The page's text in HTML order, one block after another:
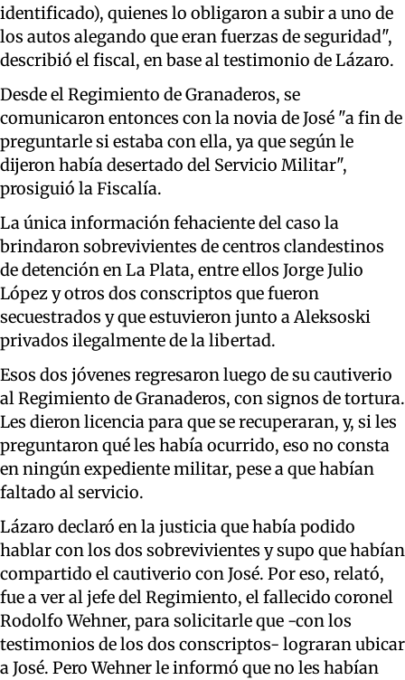
identificado), quienes lo obligaron a subir a uno de
los autos alegando que eran fuerzas de seguridad",
describió el fiscal, en base al testimonio de Lázaro.
Desde el Regimiento de Granaderos, se
comunicaron entonces con la novia de José "a fin de
preguntarle si estaba con ella, ya que según le
dijeron había desertado del Servicio Militar",
prosiguió la Fiscalía.
La única información fehaciente del caso la
brindaron sobrevivientes de centros clandestinos
de detención en La Plata, entre ellos Jorge Julio
López y otros dos conscriptos que fueron
secuestrados y que estuvieron junto a Aleksoski
privados ilegalmente de la libertad.
Esos dos jóvenes regresaron luego de su cautiverio
al Regimiento de Granaderos, con signos de tortura.
Les dieron licencia para que se recuperaran, y, si les
preguntaron qué les había ocurrido, eso no consta
en ningún expediente militar, pese a que habían
faltado al servicio.
Lázaro declaró en la justicia que había podido
hablar con los dos sobrevivientes y supo que habían
compartido el cautiverio con José. Por eso, relató,
fue a ver al jefe del Regimiento, el fallecido coronel
Rodolfo Wehner, para solicitarle que -con los
testimonios de los dos conscriptos- lograran ubicar
a José. Pero Wehner le informó que no les habían